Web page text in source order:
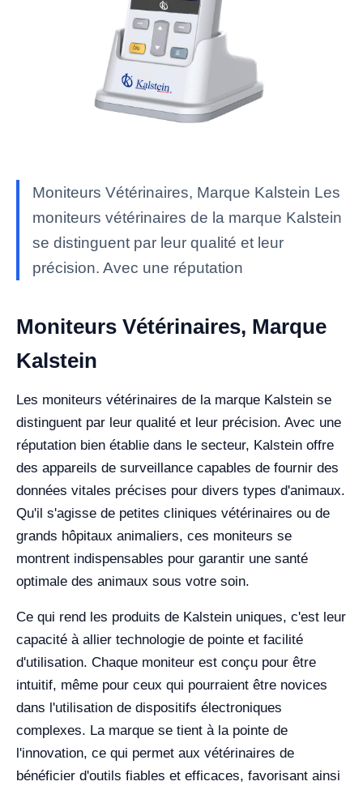
Moniteurs Vétérinaires, Marque Kalstein Les
moniteurs vétérinaires de la marque Kalstein
se distinguent par leur qualité et leur
précision. Avec une réputation
Moniteurs Vétérinaires, Marque
Kalstein
Les moniteurs vétérinaires de la marque Kalstein se
distinguent par leur qualité et leur précision. Avec une
réputation bien établie dans le secteur, Kalstein offre
des appareils de surveillance capables de fournir des
données vitales précises pour divers types d'animaux.
Qu'il s'agisse de petites cliniques vétérinaires ou de
grands hôpitaux animaliers, ces moniteurs se
montrent indispensables pour garantir une santé
optimale des animaux sous votre soin.
Ce qui rend les produits de Kalstein uniques, c'est leur
capacité à allier technologie de pointe et facilité
d'utilisation. Chaque moniteur est conçu pour être
intuitif, même pour ceux qui pourraient être novices
dans l'utilisation de dispositifs électroniques
complexes. La marque se tient à la pointe de
l'innovation, ce qui permet aux vétérinaires de
bénéficier d'outils fiables et efficaces, favorisant ainsi